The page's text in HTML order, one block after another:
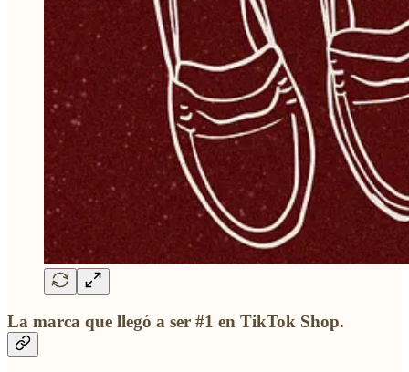
La marca que llegó a ser #1 en TikTok Shop.